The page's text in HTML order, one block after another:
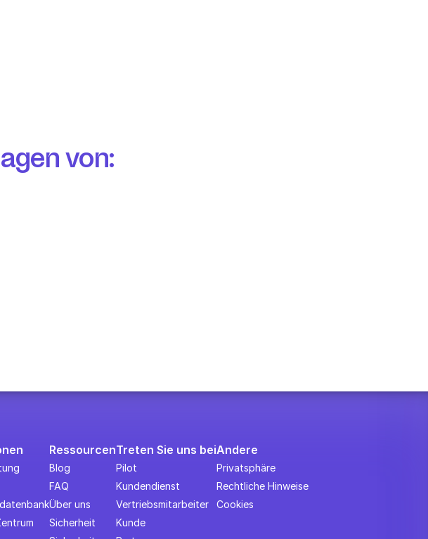
von:
Ressourcen
Blog
FAQ
Über uns
Sicherheit
Treten Sie uns bei
Pilot
Kundendienst
Vertriebsmitarbeiter
Kunde
Andere
Privatsphäre
Rechtliche Hinweise
Cookies